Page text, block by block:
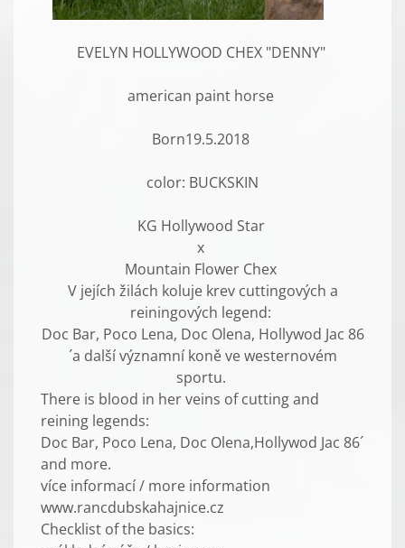
EVELYN HOLLYWOOD CHEX "DENNY"
american paint horse
Born19.5.2018
color: BUCKSKIN
KG Hollywood Star
x
Mountain Flower Chex
V jejích žilách koluje krev cuttingových a
reiningových legend:
Doc Bar, Poco Lena, Doc Olena, Hollywod Jac 86
´a další významní koně ve westernovém
sportu.
There is blood in her veins of cutting and
reining legends:
Doc Bar, Poco Lena, Doc Olena,Hollywod Jac 86´
and more.
více informací / more information
www.rancdubskahajnice.cz
Checklist of the basics: